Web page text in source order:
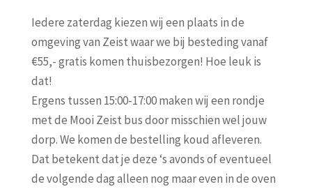
Iedere zaterdag kiezen wij een plaats in de
omgeving van Zeist waar we bij besteding vanaf
€55,- gratis komen thuisbezorgen! Hoe leuk is
dat!
Ergens tussen 15:00-17:00 maken wij een rondje
met de Mooi Zeist bus door misschien wel jouw
dorp. We komen de bestelling koud afleveren.
Dat betekent dat je deze ‘s avonds of eventueel
de volgende dag alleen nog maar even in de oven